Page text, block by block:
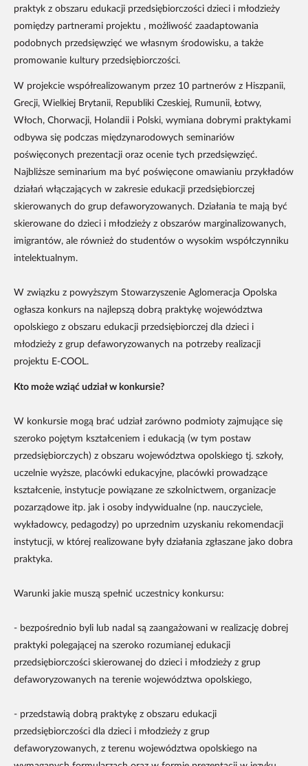
praktyk z obszaru edukacji przedsiębiorczości dzieci i młodzieży
pomiędzy partnerami projektu , możliwość zaadaptowania
podobnych przedsięwzięć we własnym środowisku, a także
promowanie kultury przedsiębiorczości.
W projekcie współrealizowanym przez 10 partnerów z Hiszpanii,
Grecji, Wielkiej Brytanii, Republiki Czeskiej, Rumunii, Łotwy,
Włoch, Chorwacji, Holandii i Polski, wymiana dobrymi praktykami
odbywa się podczas międzynarodowych seminariów
poświęconych prezentacji oraz ocenie tych przedsięwzięć.
Najbliższe seminarium ma być poświęcone omawianiu przykładów
działań włączających w zakresie edukacji przedsiębiorczej
skierowanych do grup defaworyzowanych. Działania te mają być
skierowane do dzieci i młodzieży z obszarów marginalizowanych,
imigrantów, ale również do studentów o wysokim współczynniku
intelektualnym.
W związku z powyższym Stowarzyszenie Aglomeracja Opolska
ogłasza konkurs na najlepszą dobrą praktykę województwa
opolskiego z obszaru edukacji przedsiębiorczej dla dzieci i
młodzieży z grup defaworyzowanych na potrzeby realizacji
projektu E-COOL.
Kto może wziąć udział w konkursie?
W konkursie mogą brać udział zarówno podmioty zajmujące się
szeroko pojętym kształceniem i edukacją (w tym postaw
przedsiębiorczych) z obszaru województwa opolskiego tj. szkoły,
uczelnie wyższe, placówki edukacyjne, placówki prowadzące
kształcenie, instytucje powiązane ze szkolnictwem, organizacje
pozarządowe itp. jak i osoby indywidualne (np. nauczyciele,
wykładowcy, pedagodzy) po uprzednim uzyskaniu rekomendacji
instytucji, w której realizowane były działania zgłaszane jako dobra
praktyka.
Warunki jakie muszą spełnić uczestnicy konkursu:
- bezpośrednio byli lub nadal są zaangażowani w realizację dobrej
praktyki polegającej na szeroko rozumianej edukacji
przedsiębiorczości skierowanej do dzieci i młodzieży z grup
defaworyzowanych na terenie województwa opolskiego,
- przedstawią dobrą praktykę z obszaru edukacji
przedsiębiorczości dla dzieci i młodzieży z grup
defaworyzowanych, z terenu województwa opolskiego na